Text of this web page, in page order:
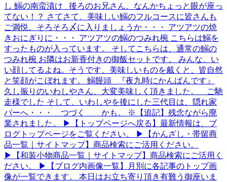
し 鰯の南蛮漬け 後ろのお兄さん、なんかちょっと眼が座っ
てない！？ さてさて、美味しい鰯のフルコースに皆さんも
ご満悦。そろそろ〆に入りましょうか・・・ アツアツの焼
きおにぎりに・・・ アツアツの鰯のつみれ椀 こちらは鰯を
すったものが入っています。 そしてこちらは、通常の鰯の
つみれ椀 お隣はお新香付きの御飯セットです。 みんな、い
い顔してるよね。そうです、美味しいものを戴くと、皆自然
と笑顔がこぼれます。 鰯饅頭 『夜九時にかんばんです』
久し振りのいわしやさん、大変美味しく頂きました。 ご馳
走様でした そして、いわしやを後にした三代目は、隠れ家
バーへ・・・ つづく かも。 ※【追記】残念ながら廃
業されました。 ▶【トップページへ戻る】最新情報は、ブ
ログトップページをご覧ください。 ▶【かんざし・帯留商
品一覧｜サイトマップ】商品検索にご活用ください。
▶【和装小物商品一覧｜サイトマップ】商品検索にご活用く
ださい。 ▶【ブログ内画像一覧】月別に各記事のトップ画
像が一覧できます。 本日はお立ち寄り頂き有難う御座いま